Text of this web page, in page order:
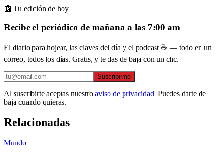
📰 Tu edición de hoy
Recibe el periódico de mañana a las 7:00 am
El diario para hojear, las claves del día y el podcast ☕ — todo en un
correo, todos los días. Gratis, y te das de baja con un clic.
Suscribirme
Al suscribirte aceptas nuestro aviso de privacidad. Puedes darte de
baja cuando quieras.
Relacionadas
Mundo